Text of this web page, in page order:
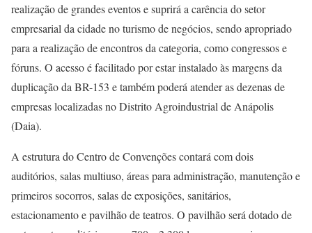
realização de grandes eventos e suprirá a carência do setor
empresarial da cidade no turismo de negócios, sendo apropriado
para a realização de encontros da categoria, como congressos e
fóruns. O acesso é facilitado por estar instalado às margens da
duplicação da BR-153 e também poderá atender as dezenas de
empresas localizadas no Distrito Agroindustrial de Anápolis
(Daia).
A estrutura do Centro de Convenções contará com dois
auditórios, salas multiuso, áreas para administração, manutenção e
primeiros socorros, salas de exposições, sanitários,
estacionamento e pavilhão de teatros. O pavilhão será dotado de